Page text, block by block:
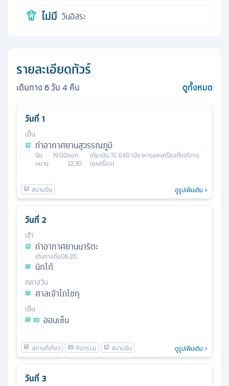
ไม่มี วันอิสระ
รายละเอียดทัวร์
เดินทาง6วัน4 คืน ดูทั้งหมด
วันที่ 1
เย็น
ท่าอากาศยานสุวรรณภูมิ
นัด
หมาย
19.00ออก
22.30
เที่ยวบินTG 640 (มีอาหารและเครื่องดื่มบริการ
บนเครื่อง)
ดูรูปเพิ่มเติม
วันที่ 2
เช้า
ท่าอากาศยานนาริตะ
เดินทางถึง06.20
นิกโก้
กลางวัน
ศาลเจ้าโทโชกุ
เย็น
ออนเซ็น
ดูรูปเพิ่มเติม
วันที่ 3